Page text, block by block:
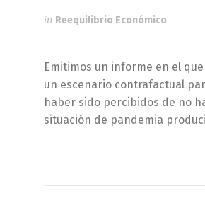
in Reequilibrio Económico
Emitimos un informe en el
un escenario contrafactual
haber sido percibidos de no
situación de pandemia